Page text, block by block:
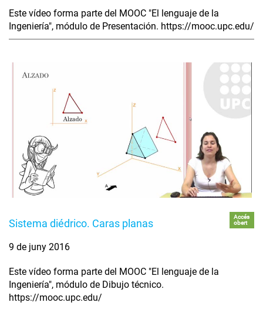
Este vídeo forma parte del MOOC "El lenguaje de la
Ingeniería", módulo de Presentación. https://mooc.upc.edu/
Sistema diédrico. Caras planas
Accés
obert
9 de juny 2016
Este vídeo forma parte del MOOC "El lenguaje de la
Ingeniería", módulo de Dibujo técnico.
https://mooc.upc.edu/